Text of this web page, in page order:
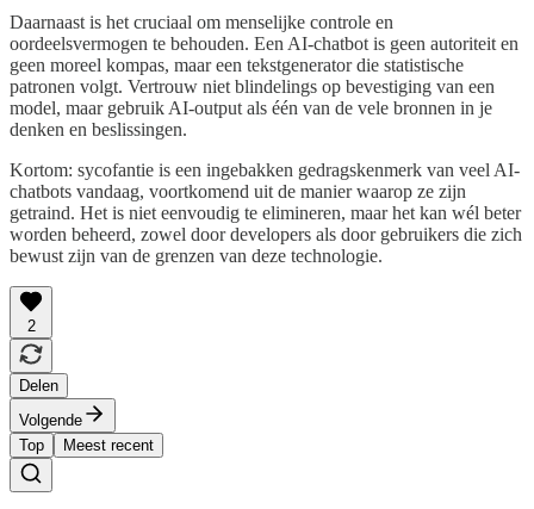
Daarnaast is het cruciaal om menselijke controle en
oordeelsvermogen te behouden. Een AI-chatbot is geen autoriteit en
geen moreel kompas, maar een tekstgenerator die statistische
patronen volgt. Vertrouw niet blindelings op bevestiging van een
model, maar gebruik AI-output als één van de vele bronnen in je
denken en beslissingen.
Kortom: sycofantie is een ingebakken gedragskenmerk van veel AI-
chatbots vandaag, voortkomend uit de manier waarop ze zijn
getraind. Het is niet eenvoudig te elimineren, maar het kan wél beter
worden beheerd, zowel door developers als door gebruikers die zich
bewust zijn van de grenzen van deze technologie.
2
Delen
Volgende
Top
Meest recent